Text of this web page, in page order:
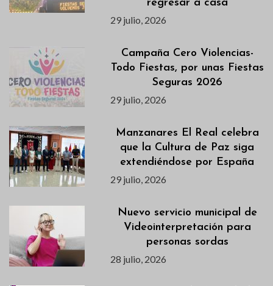
regresar a casa
29 julio, 2026
Campaña Cero Violencias-
Todo Fiestas, por unas Fiestas
Seguras 2026
29 julio, 2026
Manzanares El Real celebra
que la Cultura de Paz siga
extendiéndose por España
29 julio, 2026
Nuevo servicio municipal de
Videointerpretación para
personas sordas
28 julio, 2026